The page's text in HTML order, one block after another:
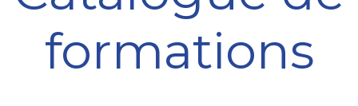
formations